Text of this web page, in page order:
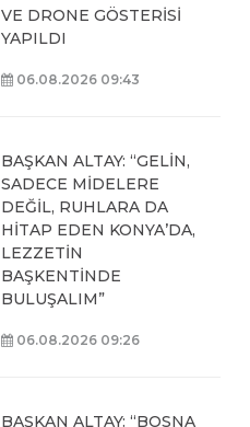
VE DRONE GÖSTERİSİ
YAPILDI
06.08.2026 09:43
BAŞKAN ALTAY: “GELİN,
SADECE MİDELERE
DEĞİL, RUHLARA DA
HİTAP EDEN KONYA’DA,
LEZZETİN
BAŞKENTİNDE
BULUŞALIM”
06.08.2026 09:26
BAŞKAN ALTAY: “BOSNA